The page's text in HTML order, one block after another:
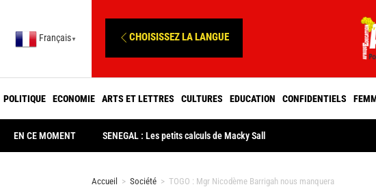
Français ▼ CHOISISSEZ LA LANGUE
POLITIQUE ECONOMIE ARTS ET LETTRES CULTURES EDUCATION CONFIDENTIELS
EN CE MOMENT SENEGAL : Les petits calculs de Macky Sall
Accueil > Société > TOGO : Mgr Nicodème Barrigah nous manquera